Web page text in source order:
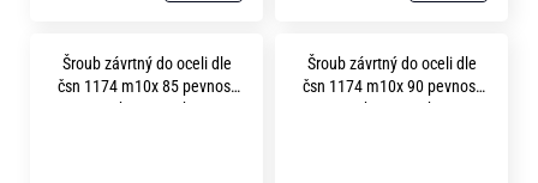
Šroub závrtný do oceli dle
čsn 1174 m10x 85 pevnost
8.8 bez povrchu
Šroub závrtný do oceli dle
čsn 1174 m10x 90 pevnost
8.8 bez povrchu